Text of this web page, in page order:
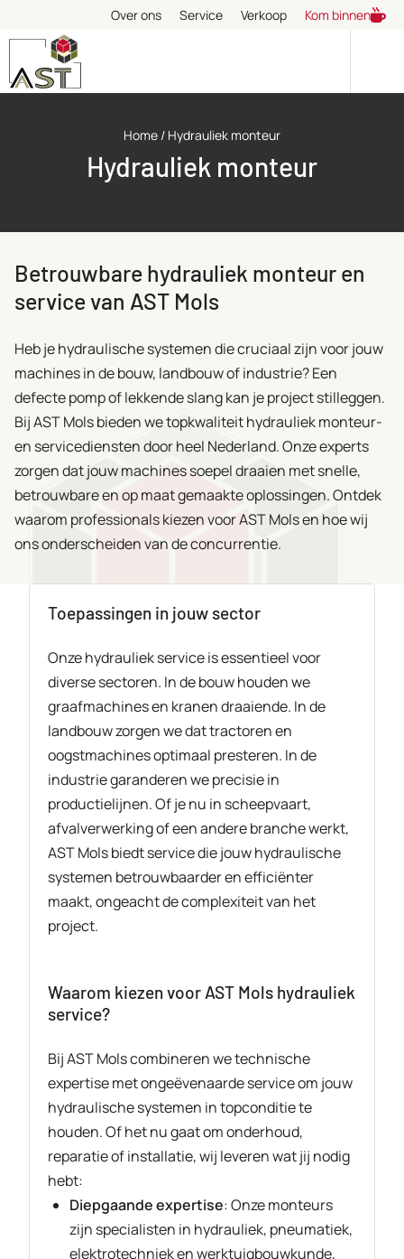
Over ons Service Verkoop Kom binnen
Home / Hydrauliek monteur
Hydrauliek monteur
Betrouwbare hydrauliek monteur en
service van AST Mols
Heb je hydraulische systemen die cruciaal zijn voor jouw
machines in de bouw, landbouw of industrie? Een
defecte pomp of lekkende slang kan je project stilleggen.
Bij AST Mols bieden we topkwaliteit hydrauliek monteur-
en servicediensten door heel Nederland. Onze experts
zorgen dat jouw machines soepel draaien met snelle,
betrouwbare en op maat gemaakte oplossingen. Ontdek
waarom professionals kiezen voor AST Mols en hoe wij
ons onderscheiden van de concurrentie.
Toepassingen in jouw sector
Onze hydrauliek service is essentieel voor
diverse sectoren. In de bouw houden we
graafmachines en kranen draaiende. In de
landbouw zorgen we dat tractoren en
oogstmachines optimaal presteren. In de
industrie garanderen we precisie in
productielijnen. Of je nu in scheepvaart,
afvalverwerking of een andere branche werkt,
AST Mols biedt service die jouw hydraulische
systemen betrouwbaarder en efficiënter
maakt, ongeacht de complexiteit van het
project.
Waarom kiezen voor AST Mols hydrauliek
service?
Bij AST Mols combineren we technische
expertise met ongeëvenaarde service om jouw
hydraulische systemen in topconditie te
houden. Of het nu gaat om onderhoud,
reparatie of installatie, wij leveren wat jij nodig
hebt:
Diepgaande expertise: Onze monteurs
zijn specialisten in hydrauliek, pneumatiek,
elektrotechniek en werktuigbouwkunde,